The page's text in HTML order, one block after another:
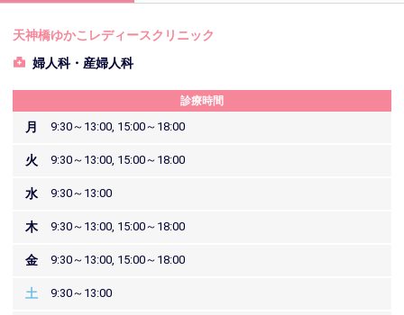
天神橋ゆかこレディースクリニック
婦人科・産婦人科
診療時間
月 9:30～13:00, 15:00～18:00
火 9:30～13:00, 15:00～18:00
水 9:30～13:00
木 9:30～13:00, 15:00～18:00
金 9:30～13:00, 15:00～18:00
土 9:30～13:00